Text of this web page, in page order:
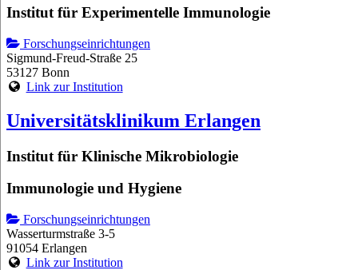
Institut für Experimentelle Immunologie
Forschungseinrichtungen
Sigmund-Freud-Straße 25
53127 Bonn
Link zur Institution
Universitätsklinikum Erlangen
Institut für Klinische Mikrobiologie
Immunologie und Hygiene
Forschungseinrichtungen
Wasserturmstraße 3-5
91054 Erlangen
Link zur Institution